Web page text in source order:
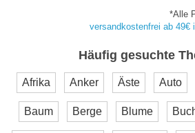
*Alle
versandkostenfrei ab 49€
Häufig gesuchte
Afrika Anker Äste Auto
Baum Berge Blume